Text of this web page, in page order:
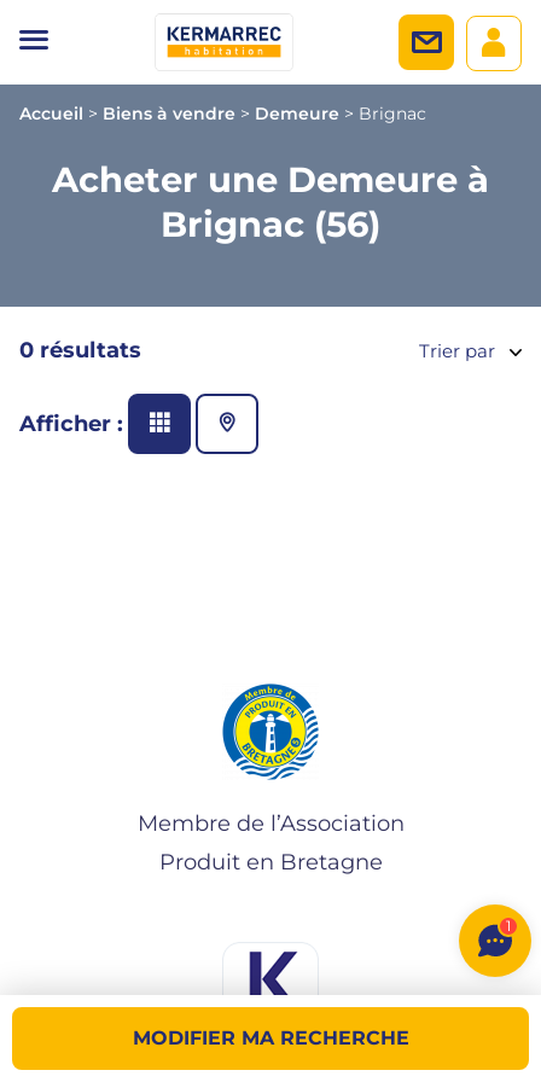
Accueil > Biens à vendre > Demeure > Brignac
Acheter une Demeure à
Brignac (56)
MODIFIER MA RECHERCHE
0 résultats Trier par
Afficher :
Membre de l’Association
Produit en Bretagne
1